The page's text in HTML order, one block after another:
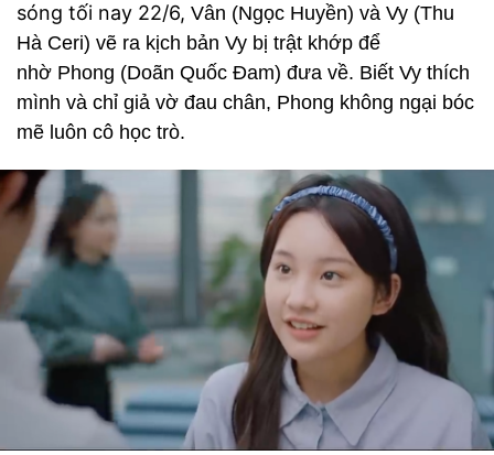
sóng tối nay 22/6, Vân (Ngọc Huyền) và Vy (Thu
Hà Ceri) vẽ ra kịch bản Vy bị trật khớp để
nhờ Phong (Doãn Quốc Đam) đưa về. Biết Vy thích
mình và chỉ giả vờ đau chân, Phong không ngại bóc
mẽ luôn cô học trò.